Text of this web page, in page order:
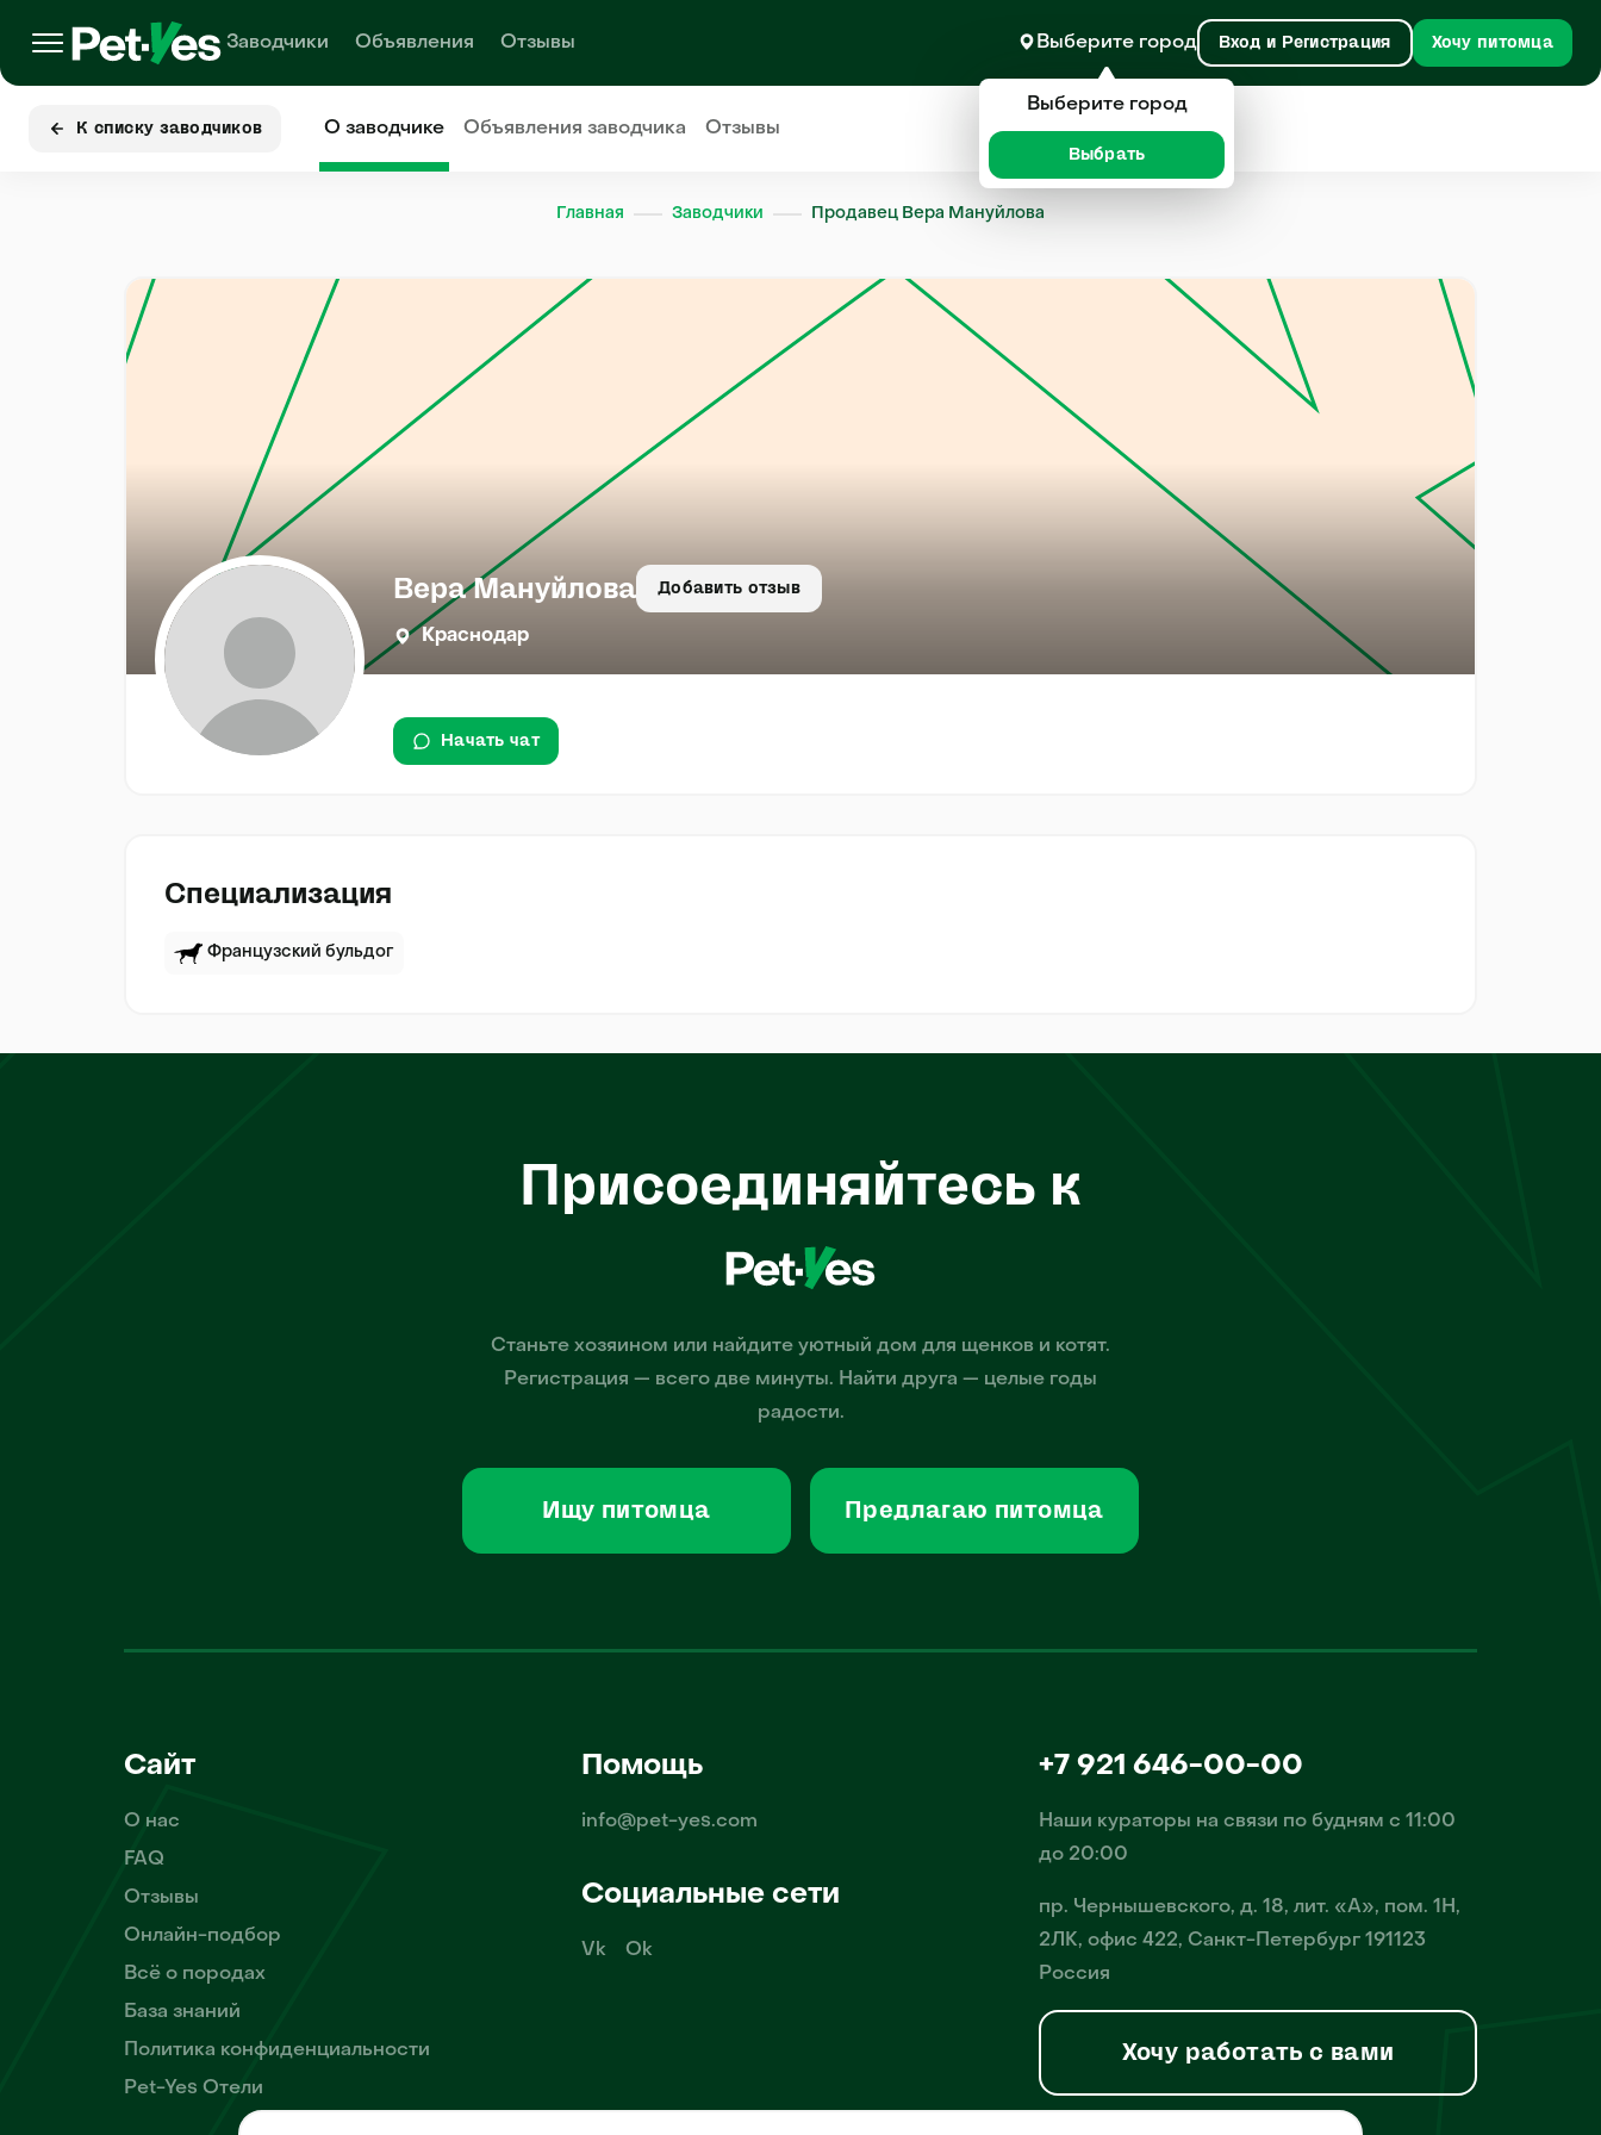
Заводчики Объявления Отзывы Выберите город Вход и Регистрация Хочу питомца
К списку заводчиков О заводчике Объявлениязаводчика Отзывы
Главная Заводчики Продавец Вера Мануйлова
Вера Мануйлова Добавить отзыв
Краснодар
Начать чат
Специализация
Французский бульдог
Присоединяйтесь к
Станьте хозяином или найдите уютный дом для щенков и котят.
Регистрация — всего две минуты. Найти друга — целые годы
радости.
Ищу питомца Предлагаю питомца
Сайт
О нас
FAQ
Отзывы
Онлайн-подбор
Всё о породах
База знаний
Политика конфиденциальности
Pet-Yes Отели
Помощь
info@pet-yes.com
Социальные сети
Vk Ok
+7 921 646-00-00
Наши кураторы на связи по будням с 11:00
до 20:00
пр. Чернышевского, д. 18, лит. «А», пом. 1Н,
2ЛК, офис 422, Санкт-Петербург 191123
Россия
Хочу работать с вами
Выберите город
Выбрать